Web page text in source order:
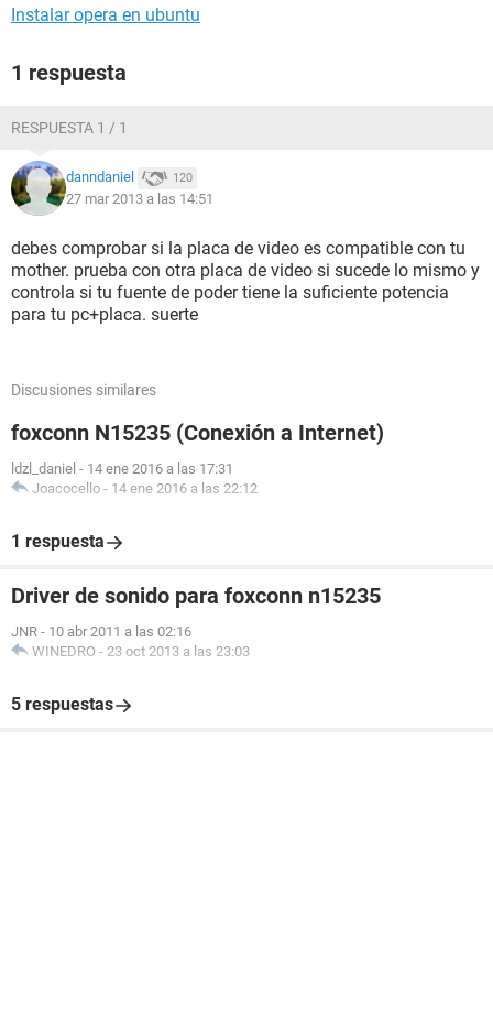
Instalar opera en ubuntu
1 respuesta
RESPUESTA 1 / 1
danndaniel 120
27 mar 2013 a las 14:51
debes comprobar si la placa de video es compatible con tu
mother. prueba con otra placa de video si sucede lo mismo y
controla si tu fuente de poder tiene la suficiente potencia
para tu pc+placa. suerte
Discusiones similares
foxconn N15235 (Conexión a Internet)
ldzl_daniel - 14 ene 2016 a las 17:31
Joacocello - 14 ene 2016 a las 22:12
1 respuesta
Driver de sonido para foxconn n15235
JNR - 10 abr 2011 a las 02:16
WINEDRO - 23 oct 2013 a las 23:03
5 respuestas